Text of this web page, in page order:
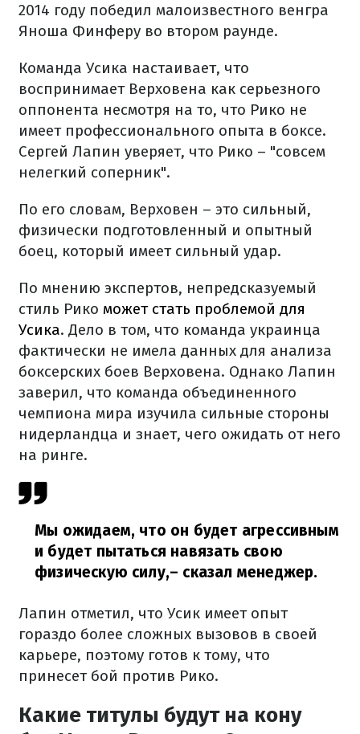
2014 году победил малоизвестного венгра
Яноша Финферу во втором раунде.
Команда Усика настаивает, что
воспринимает Верховена как серьезного
оппонента несмотря на то, что Рико не
имеет профессионального опыта в боксе.
Сергей Лапин уверяет, что Рико – "совсем
нелегкий соперник".
По его словам, Верховен – это сильный,
физически подготовленный и опытный
боец, который имеет сильный удар.
По мнению экспертов, непредсказуемый
стиль Рико может стать проблемой для
Усика. Дело в том, что команда украинца
фактически не имела данных для анализа
боксерских боев Верховена. Однако Лапин
заверил, что команда объединенного
чемпиона мира изучила сильные стороны
нидерландца и знает, чего ожидать от него
на ринге.
Мы ожидаем, что он будет агрессивным
и будет пытаться навязать свою
физическую силу,– сказал менеджер.
Лапин отметил, что Усик имеет опыт
гораздо более сложных вызовов в своей
карьере, поэтому готов к тому, что
принесет бой против Рико.
Какие титулы будут на кону